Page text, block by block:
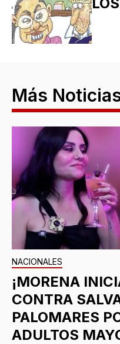
Más
NACIONALES
¡MORENA
CONTRA
PALOMARES
ADULTOS